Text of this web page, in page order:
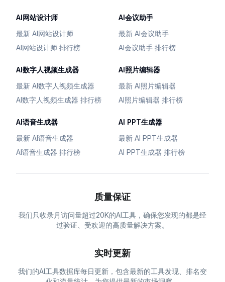
AI网站设计师
最新 AI网站设计师
AI网站设计师 排行榜
AI会议助手
最新 AI会议助手
AI会议助手 排行榜
AI数字人视频生成器
最新 AI数字人视频生成器
AI数字人视频生成器 排行榜
AI照片编辑器
最新 AI照片编辑器
AI照片编辑器 排行榜
AI语音生成器
最新 AI语音生成器
AI语音生成器 排行榜
AI PPT生成器
最新 AI PPT生成器
AI PPT生成器 排行榜
质量保证
我们只收录月访问量超过20K的AI工具，确保您发现的都是经
过验证、受欢迎的高质量解决方案。
实时更新
我们的AI工具数据库每日更新，包含最新的工具发现、排名变